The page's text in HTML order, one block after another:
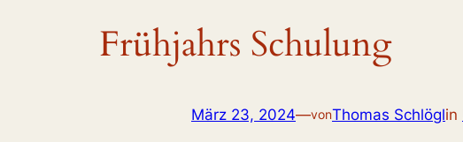
Frühjahrs Schulung
März 23, 2024—vonThomas Schlöglin